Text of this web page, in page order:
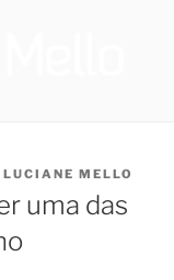
pacientes que
MELLO
uma das